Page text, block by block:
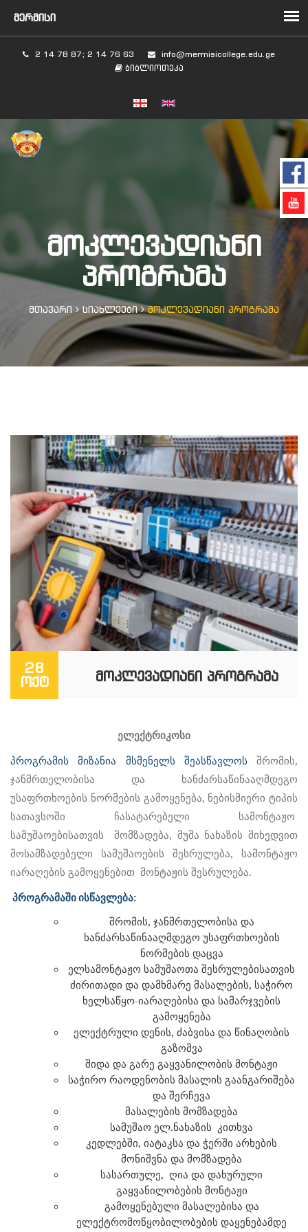
2 14 78 87; 2 14 76 63
info@mermisicollege.edu.ge
ბიბლიოთეკა
ᲛᲝᲙᲚᲔᲕᲐᲓᲘᲐᲜᲘ
ᲞᲠᲝᲒᲠᲐᲛᲐ
მთავარი სიახლეები მოკლევადიანი პროგრამა
28
ოქტ
ᲛᲝᲙᲚᲔᲕᲐᲓᲘᲐᲜᲘ ᲞᲠᲝᲒᲠᲐᲛᲐ
ელექტრიკოსი
პროგრამის
მიზანია მსმენელს შეასწავლოს შრომის,
ჯანმრთელობისა და ხანძარსაწინააღმდეგო
უსაფრთხოების ნორმების გამოყენება, ნებისმიერი ტიპის
სათავსოში ჩასატარებელი სამონტაჟო
სამუშაოებისათვის მომზადება, მუშა ნახაზის მიხედვით
მოსამზადებელი სამუშაოების შესრულება, სამონტაჟო
იარაღების გამოყენებით მონტაჟის შესრულება.
პროგრამაშიისწავლება:
შრომის, ჯანმრთელობისა და
ხანძარსაწინააღმდეგო უსაფრთხოების
ნორმების დაცვა
ელსამონტაჟო სამუშაოთა შესრულებისათვის
ძირითადი და დამხმარე მასალების, საჭირო
ხელსაწყო-იარაღებისა და სამარჯვების
გამოყენება
ელექტრული დენის, ძაბვისა და წინაღობის
გაზომვა
შიდა და გარე გაყვანილობის მონტაჟი
საჭირო რაოდენობის მასალის გაანგარიშება
და შერჩევა
მასალების მომზადება
სამუშაო ელ.ნახაზის კითხვა
კედლებში, იატაკსა და ჭერში არხების
მონიშვნა და მომზადება
სასართულე, ღია და დახურული
გაყვანილობების მონტაჟი
გამოყენებული მასალებისა და
ელექტრომოწყობილობების დაყენებამდე